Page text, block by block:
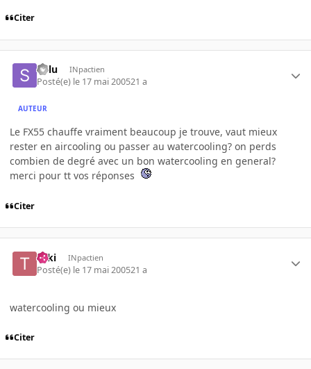
Citer
Solu INpactien
Posté(e) le 17 mai 200521 a
AUTEUR
Le FX55 chauffe vraiment beaucoup je trouve, vaut mieux
rester en aircooling ou passer au watercooling? on perds
combien de degré avec un bon watercooling en general?
merci pour tt vos réponses
Citer
Taki INpactien
Posté(e) le 17 mai 200521 a
watercooling ou mieux
Citer